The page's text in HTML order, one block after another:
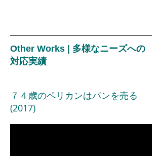
Other Works | 多様なニーズへの
対応実績
７４歳のペリカンはパンを売る
(2017)